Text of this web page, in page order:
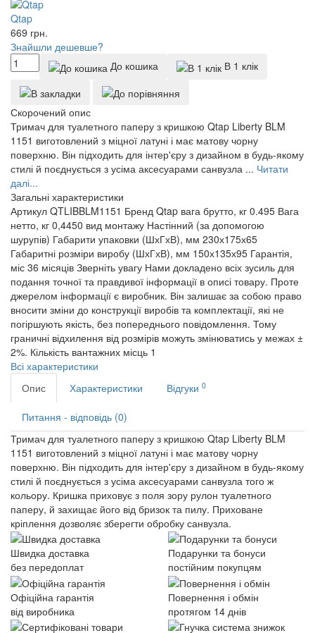
Qtap
669 грн.
Знайшли дешевше?
До кошика
В 1 клік
Скорочений опис
Тримач для туалетного паперу з кришкою Qtap Liberty BLM
1151 виготовлений з міцної латуні і має матову чорну
поверхню. Він підходить для інтер'єру з дизайном в будь-якому
стилі й поєднується з усіма аксесуарами санвузла ... Читати
далі...
Загальні характеристики
Артикул QTLIBBLM1151 Бренд Qtap вага брутто, кг 0.495 Вага
нетто, кг 0,4450 вид монтажу Настінний (за допомогою
шурупів) Габарити упаковки (ШхГхВ), мм 230х175х65
Габаритні розміри виробу (ШхГхВ), мм 150х135х95 Гарантія,
міс 36 місяців Зверніть увагу Нами докладено всіх зусиль для
подання точної та правдивої інформації в описі товару. Проте
джерелом інформації є виробник. Він залишає за собою право
вносити зміни до конструкції виробів та комплектації, які не
погіршують якість, без попереднього повідомлення. Тому
граничні відхилення від розмірів можуть змінюватись у межах ±
2%. Кількість вантажних місць 1
Всі характеристики
Опис
Характеристики Відгуки 0
Питання - відповідь (0)
Тримач для туалетного паперу з кришкою Qtap Liberty BLM
1151 виготовлений з міцної латуні і має матову чорну
поверхню. Він підходить для інтер'єру з дизайном в будь-якому
стилі й поєднується з усіма аксесуарами санвузла того ж
кольору. Кришка приховує з поля зору рулон туалетного
паперу, й захищає його від бризок та пилу. Приховане
кріплення дозволяє зберегти обробку санвузла.
Швидка доставка
без передоплат
Подарунки та бонуси
постійним покупцям
Офіційна гарантія
від виробника
Повернення і обмін
протягом 14 днів